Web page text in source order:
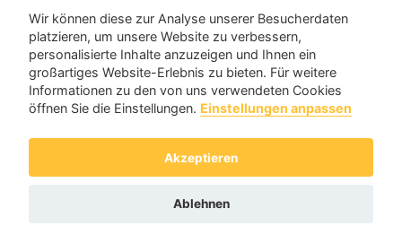
Frostbeule
zuletzt aktiv: vor einem Jahr
76646 BRUCHSAL 53 Jahre 1,67m
und Discofox und weiter. Salsa und Bachata würde ich
Wir können diese zur Analyse unserer Besucherdaten
platzieren, um unsere Website zu verbessern,
personalisierte Inhalte anzuzeigen und Ihnen ein
großartiges Website-Erlebnis zu bieten. Für weitere
Informationen zu den von uns verwendeten Cookies
öffnen Sie die Einstellungen. Einstellungen anpassen
Akzeptieren
Ablehnen